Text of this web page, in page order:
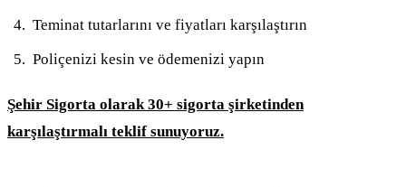
Teminat tutarlarını ve fiyatları karşılaştırın
Poliçenizi kesin ve ödemenizi yapın
Şehir Sigorta olarak 30+ sigorta şirketinden
karşılaştırmalı teklif sunuyoruz.